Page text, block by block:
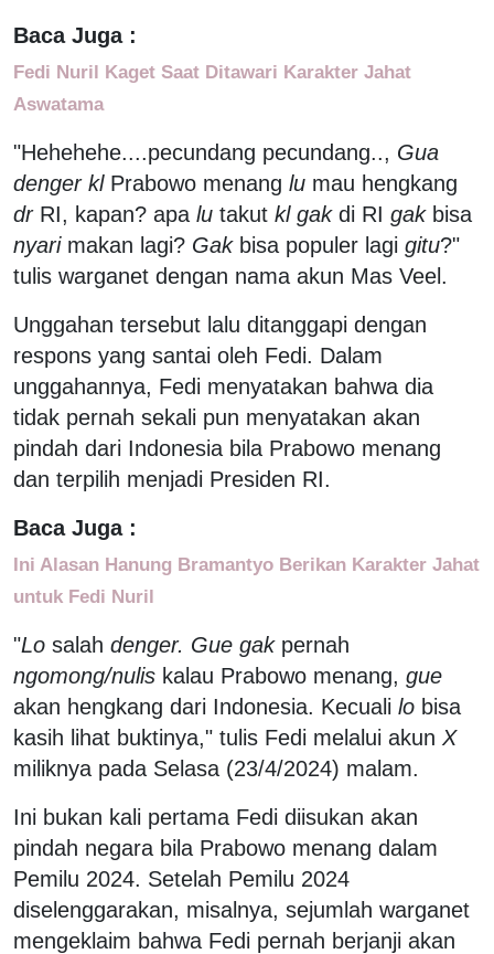
Baca Juga :
Fedi Nuril Kaget Saat Ditawari Karakter Jahat
Aswatama
"Hehehehe....pecundang pecundang.., Gua
denger klPrabowo menang lu mau hengkang
drRI, kapan? apa lu takut kl gakdi RI gakbisa
nyarimakan lagi? Gakbisa populer lagi gitu?"
tulis warganet dengan nama akun Mas Veel.
Unggahan tersebut lalu ditanggapi dengan
respons yang santai oleh Fedi. Dalam
unggahannya, Fedi menyatakan bahwa dia
tidak pernah sekali pun menyatakan akan
pindah dari Indonesia bila Prabowo menang
dan terpilih menjadi Presiden RI.
Baca Juga :
Ini Alasan Hanung Bramantyo Berikan Karakter Jahat
untuk Fedi Nuril
"Lo salah denger. Gue gakpernah
ngomong/nulis kalau Prabowo menang, gue
akan hengkang dari Indonesia. Kecuali lo bisa
kasih lihat buktinya," tulis Fedi melalui akun X
miliknya pada Selasa (23/4/2024) malam.
Ini bukan kali pertama Fedi diisukan akan
pindah negara bila Prabowo menang dalam
Pemilu 2024. Setelah Pemilu 2024
diselenggarakan, misalnya, sejumlah warganet
mengeklaim bahwa Fedi pernah berjanji akan